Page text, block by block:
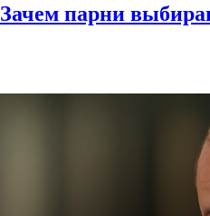
Зачем парни